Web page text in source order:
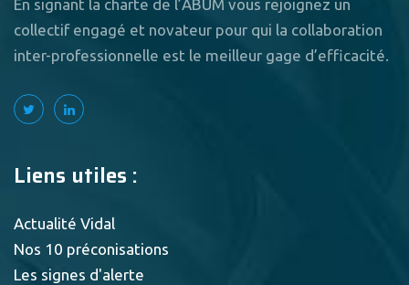
En signant la charte de l’ABUM vous rejoignez un
collectif engagé et novateur pour qui la collaboration
inter-professionnelle est le meilleur gage d’efficacité.
Liens utiles :
Actualité Vidal
Nos 10 préconisations
Les signes d'alerte